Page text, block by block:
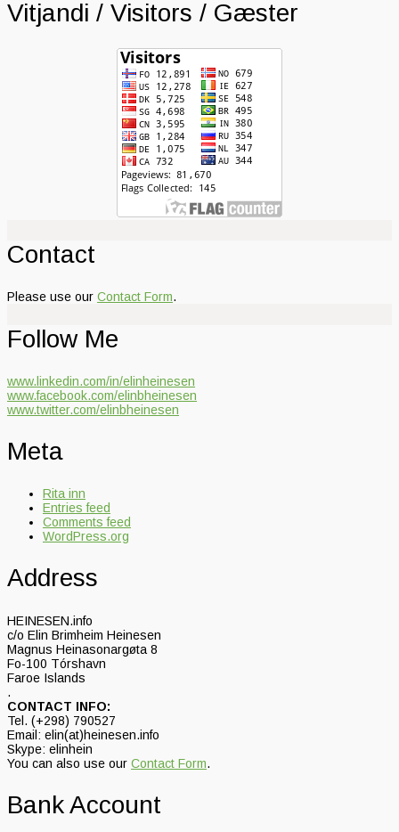
Vitjandi / Visitors / Gæster
Contact
Please use our Contact Form.
Follow Me
www.linkedin.com/in/elinheinesen
www.facebook.com/elinbheinesen
www.twitter.com/elinbheinesen
Meta
Rita inn
Entries feed
Comments feed
WordPress.org
Address
HEINESEN.info
c/o Elin Brimheim Heinesen
Magnus Heinasonargøta 8
Fo-100 Tórshavn
Faroe Islands
.
CONTACT INFO:
Tel. (+298) 790527
Email: elin(at)heinesen.info
Skype: elinhein
You can also use our Contact Form.
Bank Account